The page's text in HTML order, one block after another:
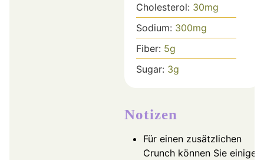
Cholesterol: 30mg
Sodium: 300mg
Fiber: 5g
Sugar: 3g
Notizen
Für einen zusätzlichen
Crunch können Sie einige